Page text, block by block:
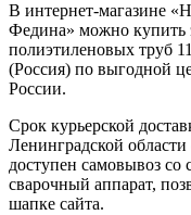
В интернет-магазине
Федина» можно купить
полиэтиленовых труб
(Россия) по выгодной
России.
Срок курьерской
Ленинградской
доступен самовывоз со
сварочный аппарат,
шапке сайта.